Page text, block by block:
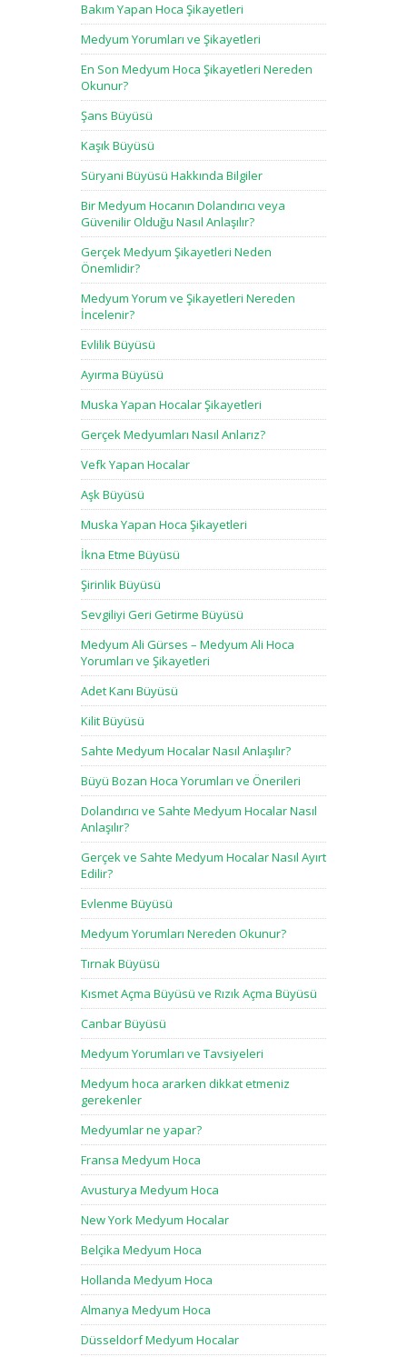
Bakım Yapan Hoca Şikayetleri
Medyum Yorumları ve Şikayetleri
En Son Medyum Hoca Şikayetleri Nereden
Okunur?
Şans Büyüsü
Kaşık Büyüsü
Süryani Büyüsü Hakkında Bilgiler
Bir Medyum Hocanın Dolandırıcı veya
Güvenilir Olduğu Nasıl Anlaşılır?
Gerçek Medyum Şikayetleri Neden
Önemlidir?
Medyum Yorum ve Şikayetleri Nereden
İncelenir?
Evlilik Büyüsü
Ayırma Büyüsü
Muska Yapan Hocalar Şikayetleri
Gerçek Medyumları Nasıl Anlarız?
Vefk Yapan Hocalar
Aşk Büyüsü
Muska Yapan Hoca Şikayetleri
İkna Etme Büyüsü
Şirinlik Büyüsü
Sevgiliyi Geri Getirme Büyüsü
Medyum Ali Gürses – Medyum Ali Hoca
Yorumları ve Şikayetleri
Adet Kanı Büyüsü
Kilit Büyüsü
Sahte Medyum Hocalar Nasıl Anlaşılır?
Büyü Bozan Hoca Yorumları ve Önerileri
Dolandırıcı ve Sahte Medyum Hocalar Nasıl
Anlaşılır?
Gerçek ve Sahte Medyum Hocalar Nasıl Ayırt
Edilir?
Evlenme Büyüsü
Medyum Yorumları Nereden Okunur?
Tırnak Büyüsü
Kısmet Açma Büyüsü ve Rızık Açma Büyüsü
Canbar Büyüsü
Medyum Yorumları ve Tavsiyeleri
Medyum hoca ararken dikkat etmeniz
gerekenler
Medyumlar ne yapar?
Fransa Medyum Hoca
Avusturya Medyum Hoca
New York Medyum Hocalar
Belçika Medyum Hoca
Hollanda Medyum Hoca
Almanya Medyum Hoca
Düsseldorf Medyum Hocalar